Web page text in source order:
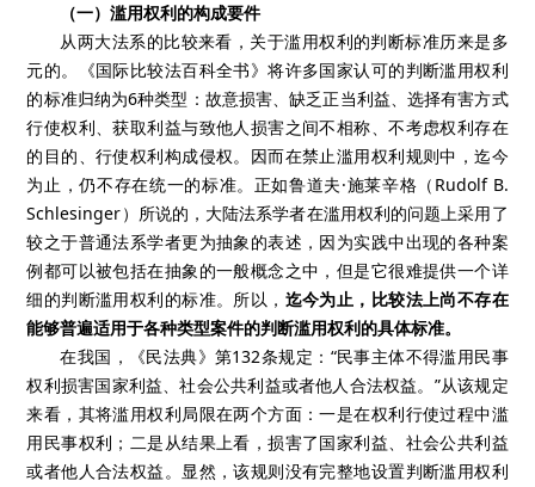
（一）滥用权利的构成要件
从两大法系的比较来看，关于滥用权利的判断标准历来是多
元的。《国际比较法百科全书》将许多国家认可的判断滥用权利
的标准归纳为6种类型：故意损害、缺乏正当利益、选择有害方式
行使权利、获取利益与致他人损害之间不相称、不考虑权利存在
的目的、行使权利构成侵权。因而在禁止滥用权利规则中，迄今
为止，仍不存在统一的标准。正如鲁道夫·施莱辛格（ Rudolf B.
Schlesinger）所说的，大陆法系学者在滥用权利的问题上采用了
较之于普通法系学者更为抽象的表述，因为实践中出现的各种案
例都可以被包括在抽象的一般概念之中，但是它很难提供一个详
细的判断滥用权利的标准。所以， 迄今为止，比较法上尚不存在
能够普遍适用于各种类型案件的判断滥用权利的具体标准。
在我国，《民法典》第132条规定：“民事主体不得滥用民事
权利损害国家利益、社会公共利益或者他人合法权益。”从该规定
来看，其将滥用权利局限在两个方面：一是在权利行使过程中滥
用民事权利；二是从结果上看，损害了国家利益、社会公共利益
或者他人合法权益。显然，该规则没有完整地设置判断滥用权利